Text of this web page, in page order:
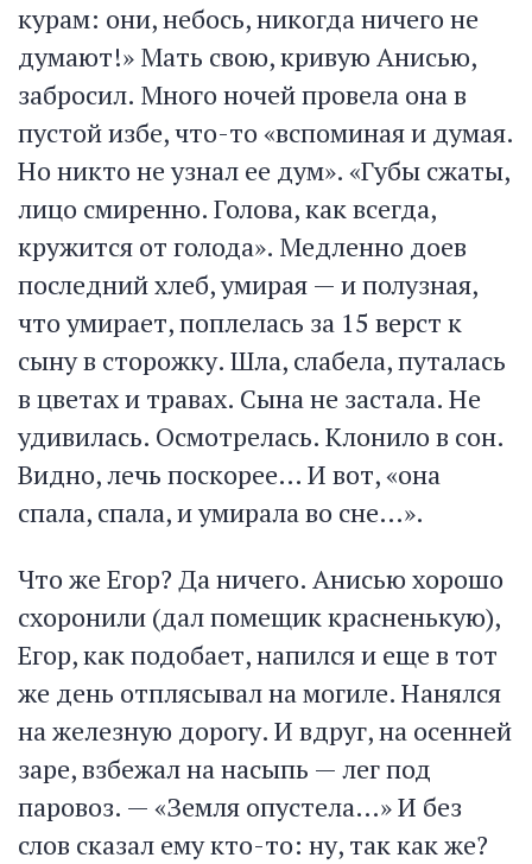
курам: они, небось, никогда ничего не
думают!» Мать свою, кривую Анисью,
забросил. Много ночей провела она в
пустой избе, что-то «вспоминая и думая.
Но никто не узнал ее дум». «Губы сжаты,
лицо смиренно. Голова, как всегда,
кружится от голода». Медленно доев
последний хлеб, умирая — и полузная,
что умирает, поплелась за 15 верст к
сыну в сторожку. Шла, слабела, путалась
в цветах и травах. Сына не застала. Не
удивилась. Осмотрелась. Клонило в сон.
Видно, лечь поскорее… И вот, «она
спала, спала, и умирала во сне…».
Что же Егор? Да ничего. Анисью хорошо
схоронили (дал помещик красненькую),
Егор, как подобает, напился и еще в тот
же день отплясывал на могиле. Нанялся
на железную дорогу. И вдруг, на осенней
заре, взбежал на насыпь — лег под
паровоз. — «Земля опустела…» И без
слов сказал ему кто-то: ну, так как же?